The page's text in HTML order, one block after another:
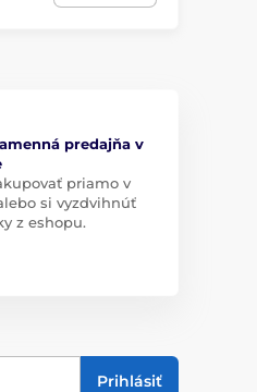
predajňa v
priamo v
si vyzdvihnúť
z eshopu.
Prihlásiť